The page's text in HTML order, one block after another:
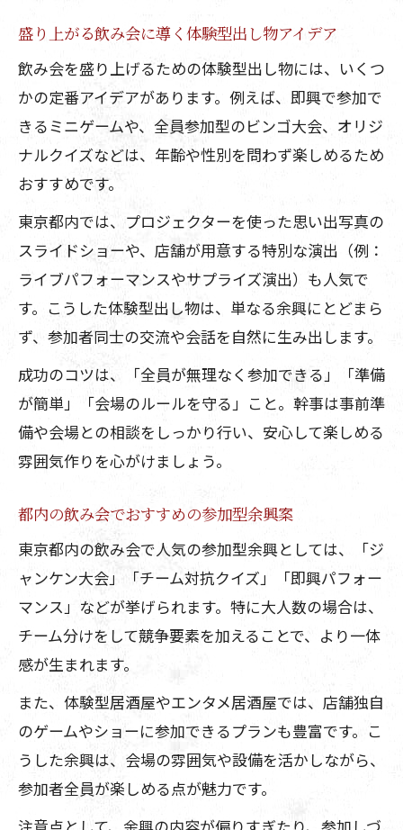
盛り上がる飲み会に導く体験型出し物アイデア
飲み会を盛り上げるための体験型出し物には、いくつ
かの定番アイデアがあります。例えば、即興で参加で
きるミニゲームや、全員参加型のビンゴ大会、オリジ
ナルクイズなどは、年齢や性別を問わず楽しめるため
おすすめです。
東京都内では、プロジェクターを使った思い出写真の
スライドショーや、店舗が用意する特別な演出（例：
ライブパフォーマンスやサプライズ演出）も人気で
す。こうした体験型出し物は、単なる余興にとどまら
ず、参加者同士の交流や会話を自然に生み出します。
成功のコツは、「全員が無理なく参加できる」「準備
が簡単」「会場のルールを守る」こと。幹事は事前準
備や会場との相談をしっかり行い、安心して楽しめる
雰囲気作りを心がけましょう。
都内の飲み会でおすすめの参加型余興案
東京都内の飲み会で人気の参加型余興としては、「ジ
ャンケン大会」「チーム対抗クイズ」「即興パフォー
マンス」などが挙げられます。特に大人数の場合は、
チーム分けをして競争要素を加えることで、より一体
感が生まれます。
また、体験型居酒屋やエンタメ居酒屋では、店舗独自
のゲームやショーに参加できるプランも豊富です。こ
うした余興は、会場の雰囲気や設備を活かしながら、
参加者全員が楽しめる点が魅力です。